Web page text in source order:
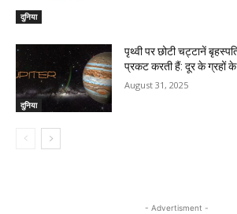
दुनिया
दुनिया
पृथ्वी पर छोटी चट्टानें
प्रकट करती हैं: दूर के ग्रहों के
August 31, 2025
- Advertisment -